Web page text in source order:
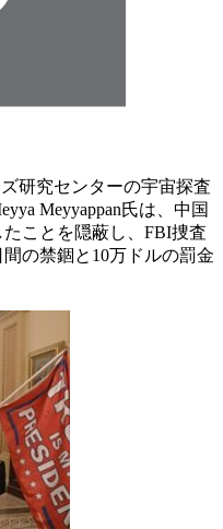
研究センターの宇宙探査
Meyyappan氏は、中国
ことを隠蔽し、FBI捜査
の禁錮と10万ドルの罰金